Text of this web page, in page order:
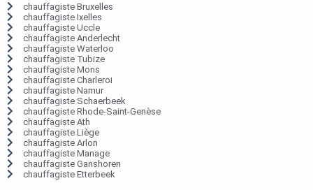
chauffagiste Bruxelles
chauffagiste Ixelles
chauffagiste Uccle
chauffagiste Anderlecht
chauffagiste Waterloo
chauffagiste Tubize
chauffagiste Mons
chauffagiste Charleroi
chauffagiste Namur
chauffagiste Schaerbeek
chauffagiste Rhode-Saint-Genèse
chauffagiste Ath
chauffagiste Liège
chauffagiste Arlon
chauffagiste Manage
chauffagiste Ganshoren
chauffagiste Etterbeek